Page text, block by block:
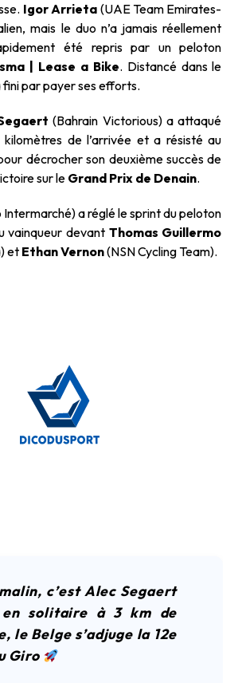
Igor Arrieta (UAE Team Emirates-
mais le duo n’a jamais réellement
été repris par un peloton
| Lease a Bike. Distancé dans le
par payer ses efforts.
(Bahrain Victorious) a attaqué
de l’arrivée et a résisté au
décrocher son deuxième succès de
sur le Grand Prix de Denain.
a réglé le sprint du peloton
vainqueur devant Thomas Guillermo
et Ethan Vernon(NSN Cycling Team).
c’est Alec Segaert
solitaire à 3 km de
le Belge s’adjuge la 12e
Giro